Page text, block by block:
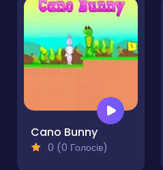
Cano Bunny
0 (0 Голосів)